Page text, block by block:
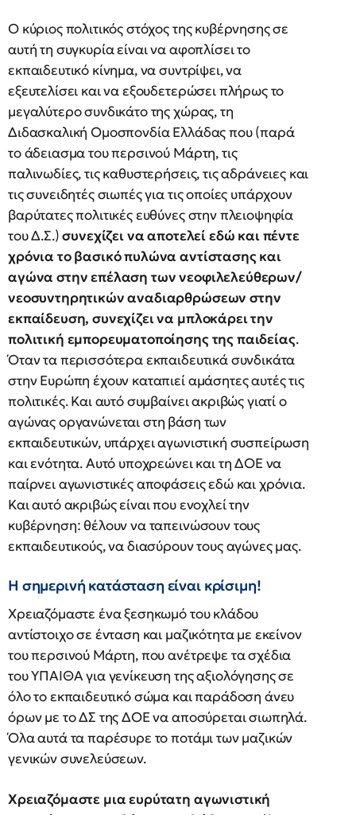
Ο κύριος πολιτικός στόχος της κυβέρνησης σε
αυτή τη συγκυρία είναι να αφοπλίσει το
εκπαιδευτικό κίνημα, να συντρίψει, να
εξευτελίσει και να εξουδετερώσει πλήρως το
μεγαλύτερο συνδικάτο της χώρας, τη
Διδασκαλική Ομοσπονδία Ελλάδας που (παρά
το άδειασμα του περσινού Μάρτη, τις
παλινωδίες, τις καθυστερήσεις, τις αδράνειες και
τις συνειδητές σιωπές για τις οποίες υπάρχουν
βαρύτατες πολιτικές ευθύνες στην πλειοψηφία
του Δ.Σ.)συνεχίζει να αποτελεί εδώ και πέντε
χρόνια το βασικό πυλώνα αντίστασης και
αγώνα στην επέλαση των νεοφιλελεύθερων/
νεοσυντηρητικών αναδιαρθρώσεων στην
εκπαίδευση, συνεχίζει να μπλοκάρει την
πολιτική εμπορευματοποίησης της παιδείας.
Όταν τα περισσότερα εκπαιδευτικά συνδικάτα
στην Ευρώπη έχουν καταπιεί αμάσητες αυτές τις
πολιτικές. Και αυτό συμβαίνει ακριβώς γιατί ο
αγώνας οργανώνεται στη βάση των
εκπαιδευτικών, υπάρχει αγωνιστική συσπείρωση
και ενότητα. Αυτό υποχρεώνει και τη ΔΟΕ να
παίρνει αγωνιστικές αποφάσεις εδώ και χρόνια.
Και αυτό ακριβώς είναι που ενοχλεί την
κυβέρνηση: θέλουν να ταπεινώσουν τους
εκπαιδευτικούς, να διασύρουν τους αγώνες μας.
Η σημερινή κατάσταση είναι κρίσιμη!
Χρειαζόμαστε ένα ξεσηκωμό του κλάδου
αντίστοιχο σε ένταση και μαζικότητα με εκείνον
του περσινού Μάρτη, που ανέτρεψε τα σχέδια
του ΥΠΑΙΘΑ για γενίκευση της αξιολόγησης σε
όλο το εκπαιδευτικό σώμα και παράδοση άνευ
όρων με το ΔΣ της ΔΟΕ να αποσύρεται σιωπηλά.
Όλα αυτά τα παρέσυρε το ποτάμι των μαζικών
γενικών συνελεύσεων.
Χρειαζόμαστε μια ευρύτατη αγωνιστική